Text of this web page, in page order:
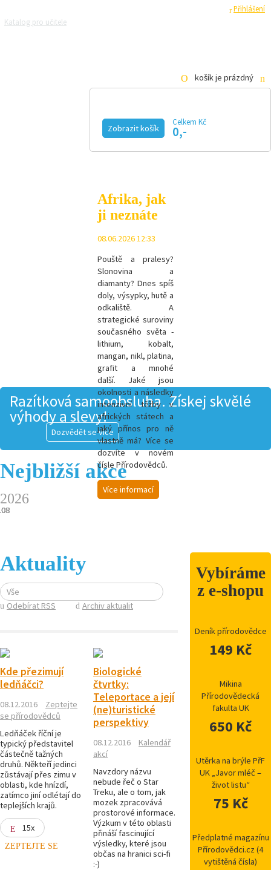
Přihlášení
Katalog pro učitele
košík je prázdný
Zobrazit košík
Celkem Kč
0,-
Afrika, jak
ji neznáte
08.06.2026 12:33
Pouště a pralesy?
Slonovina a
diamanty? Dnes spíš
doly, výsypky, hutě a
odkaliště. A
strategické suroviny
současného světa -
lithium, kobalt,
mangan, nikl, platina,
grafit a mnohé
další. Jaké jsou
okolnosti a následky
intenzivní těžby v
afrických státech a
jaký přínos pro ně
vlastně má? Více se
dozvíte v novém
čísle Přírodovědců.
Více informací
Razítková samoobsluha. Získej skvělé
výhody a slevy!
Dozvědět se více
Nejbližší akce
2026
Aktuality
Vše
Odebírat RSS
Archiv aktualit
Kde přezimují
ledňáčci?
08.12.2016
Zeptejte
se přírodovědců
Ledňáček říční je
typický představitel
částečně tažných
druhů. Někteří jedinci
zůstávají přes zimu v
oblasti, kde hnízdí,
zatímco jiní odlétají do
teplejších krajů.
15x
ZEPTEJTE SE
Biologické
čtvrtky:
Teleportace a její
(ne)turistické
perspektivy
08.12.2016
Kalendář
akcí
Navzdory názvu
nebude řeč o Star
Treku, ale o tom, jak
mozek zpracovává
prostorové informace.
Výzkum v této oblasti
přináší fascinující
výsledky, které jsou
občas na hranici sci-fi
:-)
Vybíráme
z e-shopu
Deník přírodovědce
149 Kč
Mikina
Přírodovědecká
fakulta UK
650 Kč
Utěrka na brýle PřF
UK „Javor mléč –
život listu“
75 Kč
Předplatné magazínu
Přírodovědci.cz (4
vytištěná čísla)